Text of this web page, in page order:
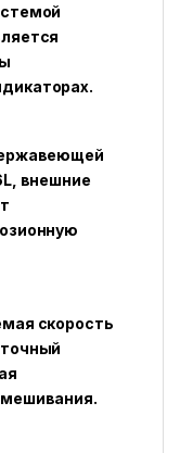
внешние
скорость